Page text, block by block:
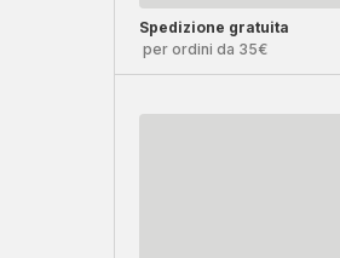
Spedizione gratuita
per ordini da 35€